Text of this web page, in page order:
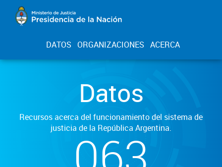
DATOS ORGANIZACIONES ACERCA
Datos
Recursos acerca del funcionamiento del sistema de
justicia de la República Argentina.